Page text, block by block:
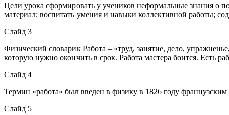
Цели урока сформировать у учеников неформальные знания о
материал; воспитать умения и навыки коллективной работы;
Слайд 3
Физический словарик Работа – «труд, занятие, дело,
которую нужно окончить в срок. Работа мастера боится. Есть
Слайд 4
Термин «работа» был введен в физику в 1826 году
Слайд 5